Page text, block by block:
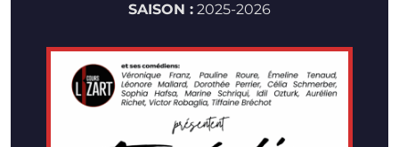
SAISON : 2025-2026